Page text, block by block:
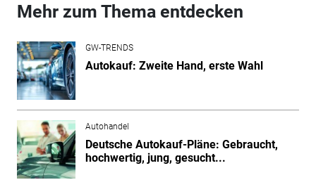
Mehr zum Thema entdecken
GW-TRENDS
Autokauf: Zweite Hand, erste Wahl
Autohandel
Deutsche Autokauf-Pläne: Gebraucht,
hochwertig, jung, gesucht...